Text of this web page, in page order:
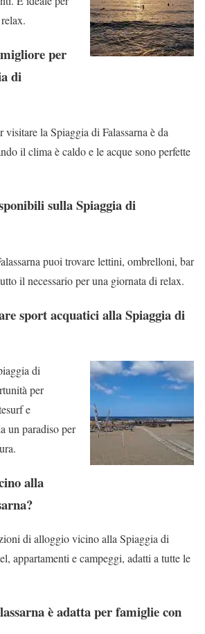
per
di
la Spiaggia di Falassarna è da
il clima è caldo e le acque sono perfette
sulla Spiaggia di
puoi trovare lettini, ombrelloni, bar
il necessario per una giornata di relax.
sport acquatici alla Spiaggia di
di
per
e
un paradiso per
alla
di alloggio vicino alla Spiaggia di
appartamenti e campeggi, adatti a tutte le
è adatta per famiglie con